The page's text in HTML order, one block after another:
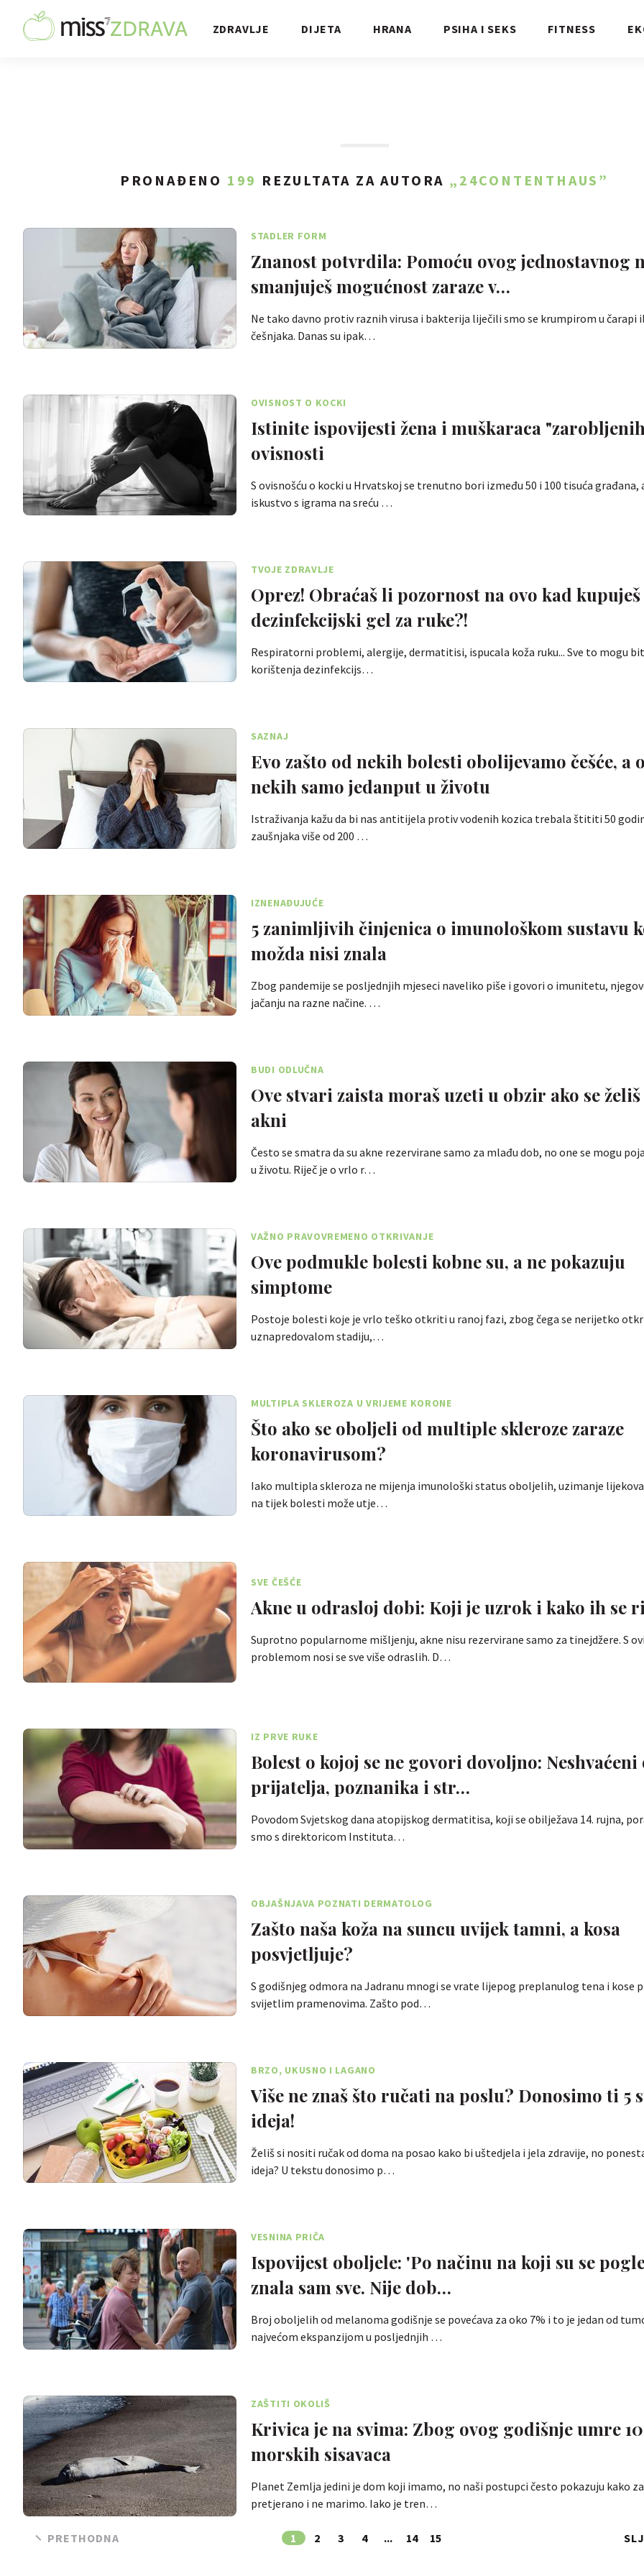
ZDRAVLJE DIJETA HRANA PSIHA I SEKS FITNESS
PRONAĐENO 199 REZULTATA ZA AUTORA „24CONTENTHAUS”
STADLER FORM
Znanost potvrdila: Pomoću ovog jednostavnog
smanjuješ mogućnost zaraze v…
Ne tako davno protiv raznih virusa i bakterija liječili smo se krumpirom u čarapi
češnjaka. Danas su ipak…
OVISNOST O KOCKI
Istinite ispovijesti žena i muškaraca
ovisnosti
S ovisnošću o kocki u Hrvatskoj se trenutno bori između 50 i 100 tisuća građana,
iskustvo s igrama na sreću …
TVOJE ZDRAVLJE
Oprez! Obraćaš li pozornost na ovo kad kupuješ
dezinfekcijski gel za ruke?!
Respiratorni problemi, alergije, dermatitisi, ispucala koža ruku... Sve to mogu
korištenja dezinfekcijs…
SAZNAJ
Evo zašto od nekih bolesti obolijevamo češće, a
nekih samo jedanput u životu
Istraživanja kažu da bi nas antitijela protiv vodenih kozica trebala štititi 50
zaušnjaka više od 200 …
IZNENAĐUJUĆE
5 zanimljivih činjenica o imunološkom sustavu
možda nisi znala
Zbog pandemije se posljednjih mjeseci naveliko piše i govori o imunitetu,
jačanju na razne načine. …
BUDI ODLUČNA
Ove stvari zaista moraš uzeti u obzir ako se
akni
Često se smatra da su akne rezervirane samo za mlađu dob, no one se mogu
u životu. Riječ je o vrlo r…
VAŽNO PRAVOVREMENO OTKRIVANJE
Ove podmukle bolesti kobne su, a ne pokazuju
simptome
Postoje bolesti koje je vrlo teško otkriti u ranoj fazi, zbog čega se nerijetko
uznapredovalom stadiju,…
MULTIPLA SKLEROZA U VRIJEME KORONE
Što ako se oboljeli od multiple skleroze zaraze
koronavirusom?
Iako multipla skleroza ne mijenja imunološki status oboljelih, uzimanje
na tijek bolesti može utje…
SVE ČEŠĆE
Akne u odrasloj dobi: Koji je uzrok i kako ih se
Suprotno popularnome mišljenju, akne nisu rezervirane samo za tinejdžere. S
problemom nosi se sve više odraslih. D…
IZ PRVE RUKE
Bolest o kojoj se ne govori dovoljno: Neshvaćeni
prijatelja, poznanika i str…
Povodom Svjetskog dana atopijskog dermatitisa, koji se obilježava 14. rujna,
smo s direktoricom Instituta…
OBJAŠNJAVA POZNATI DERMATOLOG
Zašto naša koža na suncu uvijek tamni, a kosa
posvjetljuje?
S godišnjeg odmora na Jadranu mnogi se vrate lijepog preplanulog tena i kose
svijetlim pramenovima. Zašto pod…
BRZO, UKUSNO I LAGANO
Više ne znaš što ručati na poslu? Donosimo ti 5
ideja!
Želiš si nositi ručak od doma na posao kako bi uštedjela i jela zdravije, no
ideja? U tekstu donosimo p…
VESNINA PRIČA
Ispovijest oboljele: 'Po načinu na koji su se
znala sam sve. Nije dob…
Broj oboljelih od melanoma godišnje se povećava za oko 7% i to je jedan od
najvećom ekspanzijom u posljednjih …
ZAŠTITI OKOLIŠ
Krivica je na svima: Zbog ovog godišnje umre
morskih sisavaca
Planet Zemlja jedini je dom koji imamo, no naši postupci često pokazuju kako
pretjerano i ne marimo. Iako je tren…
PRETHODNA 1 2 3 4 ... 14 15